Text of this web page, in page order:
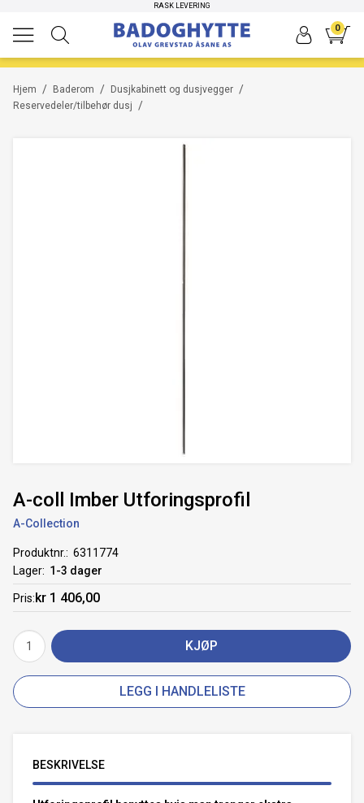
RASK LEVERING
HØYKVALITETS PRODUKTER
0
/
Hjem /
Baderom /
Dusjkabinett og dusjvegger
/
Reservedeler/tilbehør dusj
A-coll Imber Utforingsprofil
A-Collection
Produktnr.
6311774
Lager
1-3 dager
Pris kr 1 406,00
KJØP
LEGG I HANDLELISTE
BESKRIVELSE